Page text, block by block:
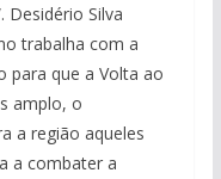
Desidério Silva
trabalha com a
para que a Volta ao
amplo, o
a região aqueles
a combater a